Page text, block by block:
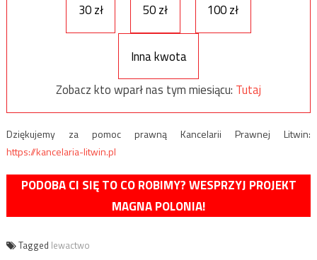
30 zł
50 zł 100 zł
Inna kwota
Zobacz kto wparł nas tym miesiącu: Tutaj
Dziękujemy za pomoc prawną Kancelarii Prawnej Litwin:
https://kancelaria-litwin.pl
PODOBA CI SIĘ TO CO ROBIMY? WESPRZYJ PROJEKT
MAGNA POLONIA!
Tagged lewactwo